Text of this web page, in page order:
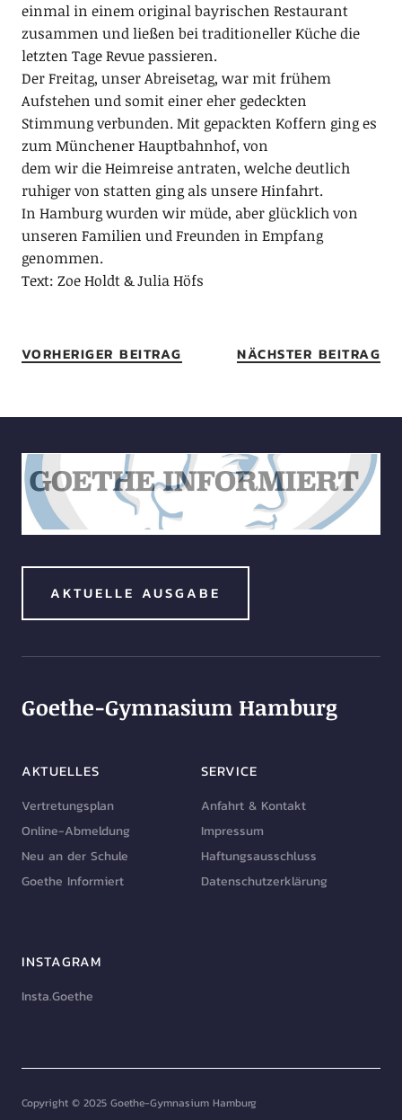
einmal in einem original bayrischen Restaurant
zusammen und ließen bei traditioneller Küche die
letzten Tage Revue passieren.
Der Freitag, unser Abreisetag, war mit frühem
Aufstehen und somit einer eher gedeckten
Stimmung verbunden. Mit gepackten Koffern ging es
zum Münchener Hauptbahnhof, von
dem wir die Heimreise antraten, welche deutlich
ruhiger von statten ging als unsere Hinfahrt.
In Hamburg wurden wir müde, aber glücklich von
unseren Familien und Freunden in Empfang
genommen.
Text: Zoe Holdt & Julia Höfs
VORHERIGER BEITRAG NÄCHSTER BEITRAG
AKTUELLE AUSGABE
Goethe-Gymnasium Hamburg
AKTUELLES
Vertretungsplan
Online-Abmeldung
Neu an der Schule
Goethe Informiert
SERVICE
Anfahrt & Kontakt
Impressum
Haftungsausschluss
Datenschutzerklärung
INSTAGRAM
Insta.Goethe
Copyright © 2025 Goethe-Gymnasium Hamburg